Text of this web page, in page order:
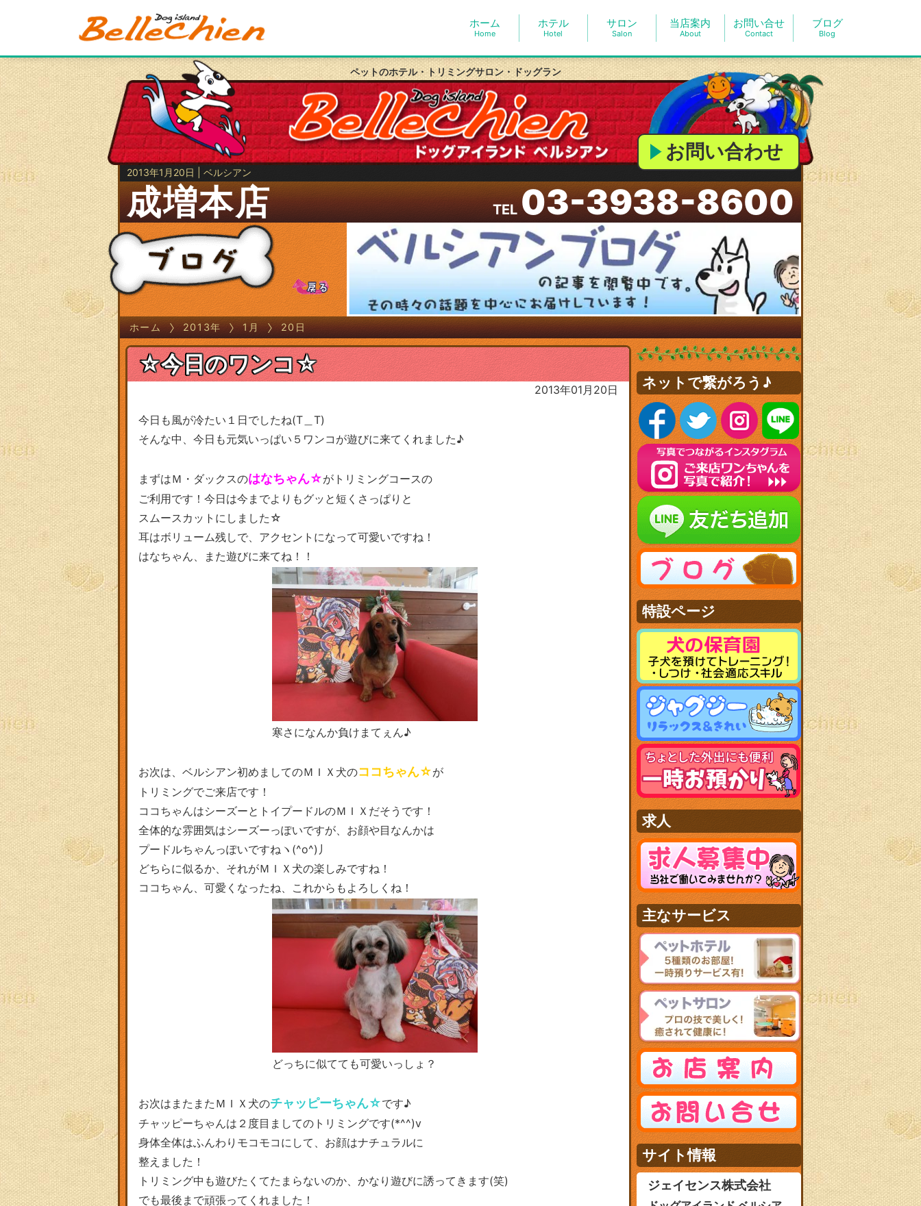
ホーム
Home
ホテル
Hotel
サロン
Salon
当店案内
About
お問い合せ
Contact
ブログ
Blog
ペットのホテル・トリミングサロン・ドッグラン
お問い合わせ
2013年1月20日 | ベルシアン
成増本店 TEL 03-3938-8600
ホーム 2013年 1月 20日
☆今日のワンコ☆
2013年01月20日
今日も風が冷たい１日でしたね(T＿T)
そんな中、今日も元気いっぱい５ワンコが遊びに来てくれました♪
まずはＭ・ダックスのはなちゃん☆がトリミングコースの
ご利用です！今日は今までよりもグッと短くさっぱりと
スムースカットにしました☆
耳はボリューム残しで、アクセントになって可愛いですね！
はなちゃん、また遊びに来てね！！
寒さになんか負けまてぇん♪
お次は、ベルシアン初めましてのＭＩＸ犬のココちゃん☆が
トリミングでご来店です！
ココちゃんはシーズーとトイプードルのＭＩＸだそうです！
全体的な雰囲気はシーズーっぽいですが、お顔や目なんかは
プードルちゃんっぽいですねヽ(^o^)丿
どちらに似るか、それがＭＩＸ犬の楽しみですね！
ココちゃん、可愛くなったね、これからもよろしくね！
どっちに似てても可愛いっしょ？
お次はまたまたＭＩＸ犬のチャッピーちゃん☆です♪
チャッピーちゃんは２度目ましてのトリミングです(*^^)v
身体全体はふんわりモコモコにして、お顔はナチュラルに
整えました！
トリミング中も遊びたくてたまらないのか、かなり遊びに誘ってきます(笑)
でも最後まで頑張ってくれました！
ネットで繋がろう♪
特設ページ
求人
主なサービス
サイト情報
ジェイセンス株式会社